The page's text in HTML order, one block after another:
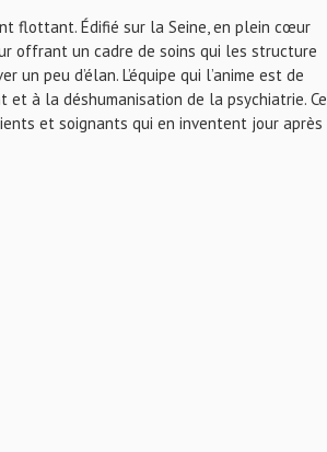
flottant. Édifié sur la Seine, en plein cœur
offrant un cadre de soins qui les structure
peu d’élan. L’équipe qui l’anime est de
à la déshumanisation de la psychiatrie. Ce
et soignants qui en inventent jour après